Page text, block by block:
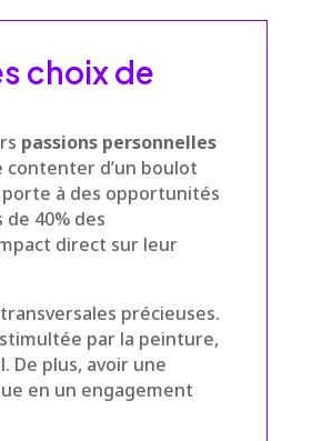
choix de
passions personnelles
contenter d’un boulot
à des opportunités
40% des
direct sur leur
précieuses.
stimultée par la peinture,
De plus, avoir une
en un engagement